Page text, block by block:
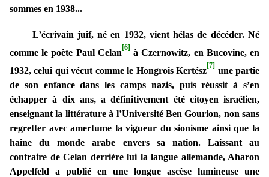
sommes en 1938...
L’écrivain juif, né en 1932, vient hélas de décéder. Né
comme le poète Paul Celan[6]à Czernowitz, en Bucovine, en
1932, celui qui vécut comme le Hongrois Kertész[7] une partie
de son enfance dans les camps nazis, puis réussit à s’en
échapper à dix ans, a définitivement été citoyen israélien,
enseignant la littérature à l’Université Ben Gourion, non sans
regretter avec amertume la vigueur du sionisme ainsi que la
haine du monde arabe envers sa nation. Laissant au
contraire de Celan derrière lui la langue allemande, Aharon
Appelfeld a publié en une longue ascèse lumineuse une